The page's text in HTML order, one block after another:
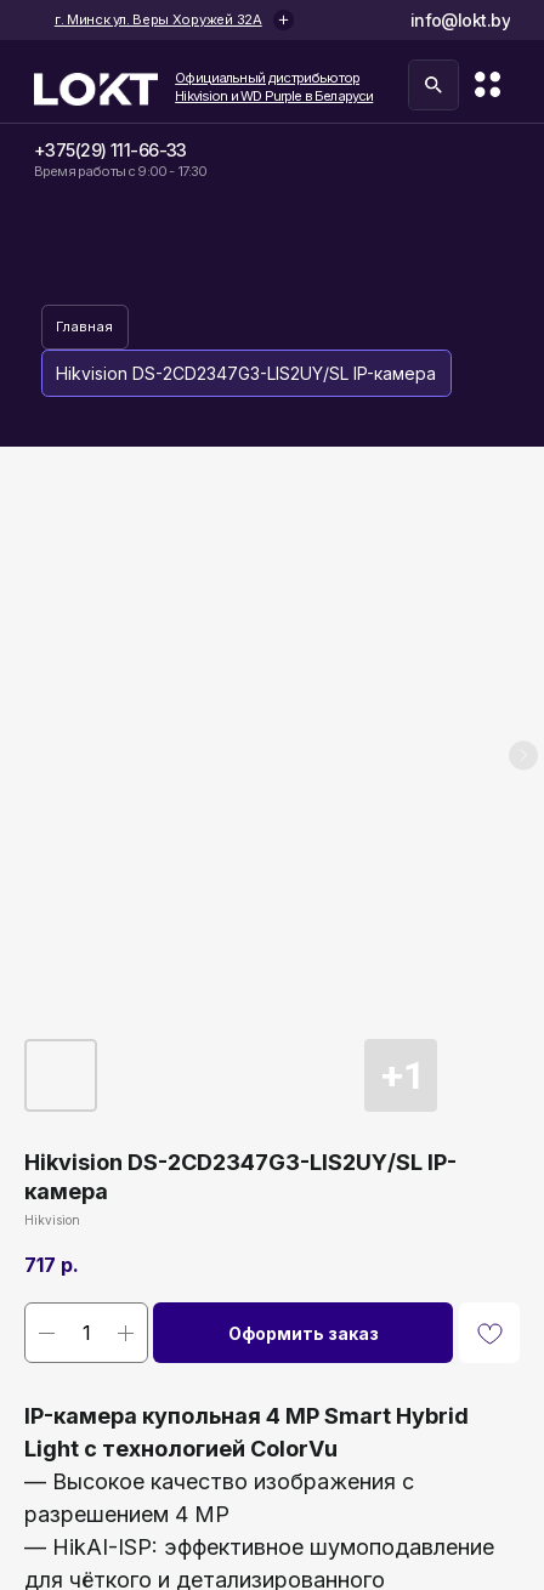
+375(29) 111-66-33
г. Минск ул. Веры Хоружей 32А
Время работы с 9:00 - 17:30
Hikvision DS-2CD2347G3-LIS2UY/SL IP-
камера
Hikvision
717 р.
Оформить заказ
IP-камера купольная 4 MP Smart Hybrid
Light с технологией ColorVu
— Высокое качество изображения с
разрешением 4 MP
— HikAI-ISP: эффективное шумоподавление
для чёткого и детализированного